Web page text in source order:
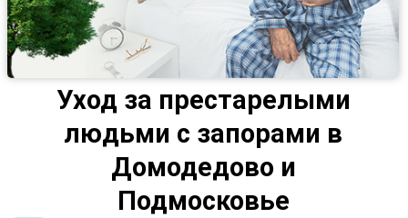
Уход за престарелыми
людьми с запорами в
Домодедово и
Подмосковье